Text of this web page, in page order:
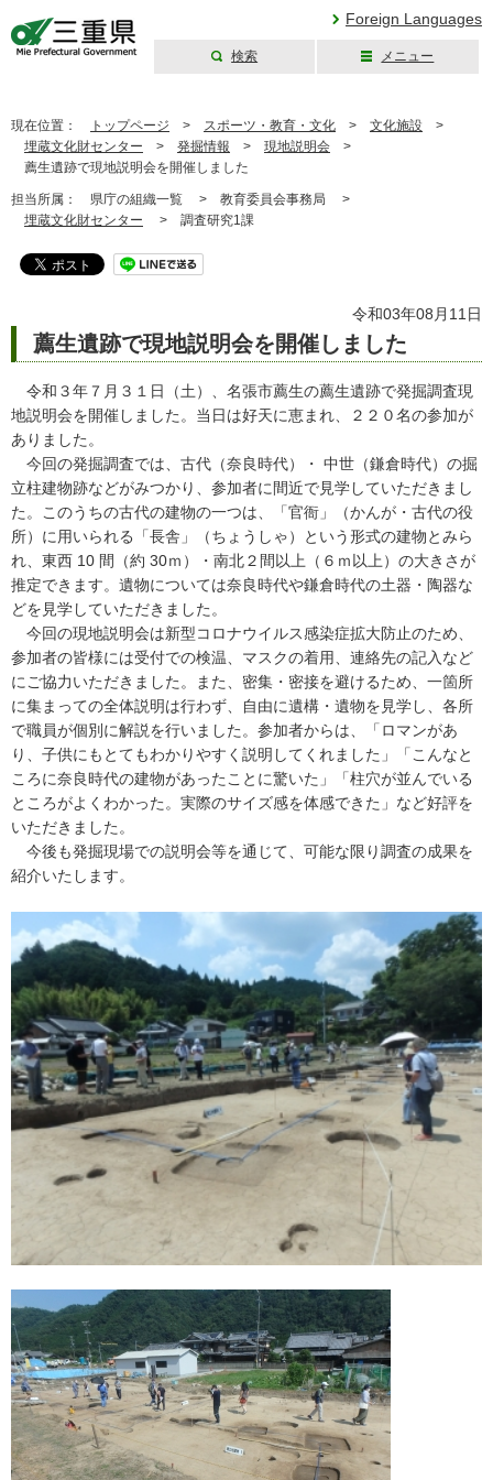
Foreign Languages
検索 メニュー
現在位置： トップページ > スポーツ・教育・文化 > 文化施設 >
埋蔵文化財センター > 発掘情報 > 現地説明会 >
薦生遺跡で現地説明会を開催しました
担当所属： 県庁の組織一覧 > 教育委員会事務局 >
埋蔵文化財センター > 調査研究1課
令和03年08月11日
薦生遺跡で現地説明会を開催しました
令和３年７月３１日（土）、名張市薦生の薦生遺跡で発掘調査現
地説明会を開催しました。当日は好天に恵まれ、２２０名の参加が
ありました。
今回の発掘調査では、古代（奈良時代）・ 中世（鎌倉時代）の掘
立柱建物跡などがみつかり、参加者に間近で見学していただきまし
た。このうちの古代の建物の一つは、「官衙」（かんが・古代の役
所）に用いられる「長舎」（ちょうしゃ）という形式の建物とみら
れ、東西 10 間（約 30ｍ）・南北２間以上（６ｍ以上）の大きさが
推定できます。遺物については奈良時代や鎌倉時代の土器・陶器な
どを見学していただきました。
今回の現地説明会は新型コロナウイルス感染症拡大防止のため、
参加者の皆様には受付での検温、マスクの着用、連絡先の記入など
にご協力いただきました。また、密集・密接を避けるため、一箇所
に集まっての全体説明は行わず、自由に遺構・遺物を見学し、各所
で職員が個別に解説を行いました。参加者からは、「ロマンがあ
り、子供にもとてもわかりやすく説明してくれました」「こんなと
ころに奈良時代の建物があったことに驚いた」「柱穴が並んでいる
ところがよくわかった。実際のサイズ感を体感できた」など好評を
いただきました。
今後も発掘現場での説明会等を通じて、可能な限り調査の成果を
紹介いたします。